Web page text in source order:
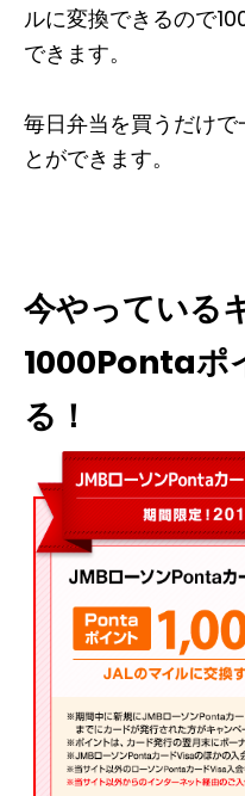
ルに変換できるので
できます。
毎日弁当を買うだけ
とができます。
今やっている
1000Pontaポ
る！